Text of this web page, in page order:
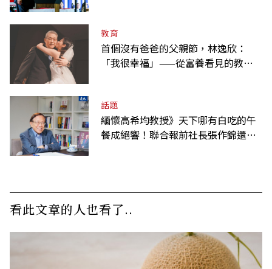
教育
首個沒有爸爸的父親節，林逸欣：
「我很幸福」——從富養看見的教養
話題
緬懷高希均教授》天下哪有白吃的午
餐成絕響！聯合報前社長張作錦還原
看此文章的人也看了..